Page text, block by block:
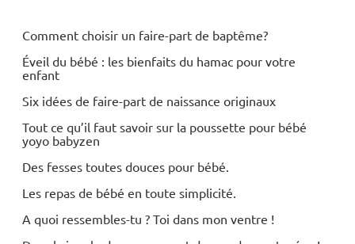
Comment choisir un faire-part de baptême?
Éveil du bébé : les bienfaits du hamac pour votre
enfant
Six idées de faire-part de naissance originaux
Tout ce qu’il faut savoir sur la poussette pour bébé
yoyo babyzen
Des fesses toutes douces pour bébé.
Les repas de bébé en toute simplicité.
A quoi ressembles-tu ? Toi dans mon ventre !